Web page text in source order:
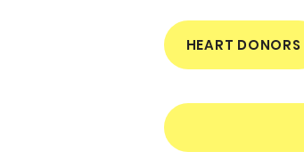
HEART DONORS